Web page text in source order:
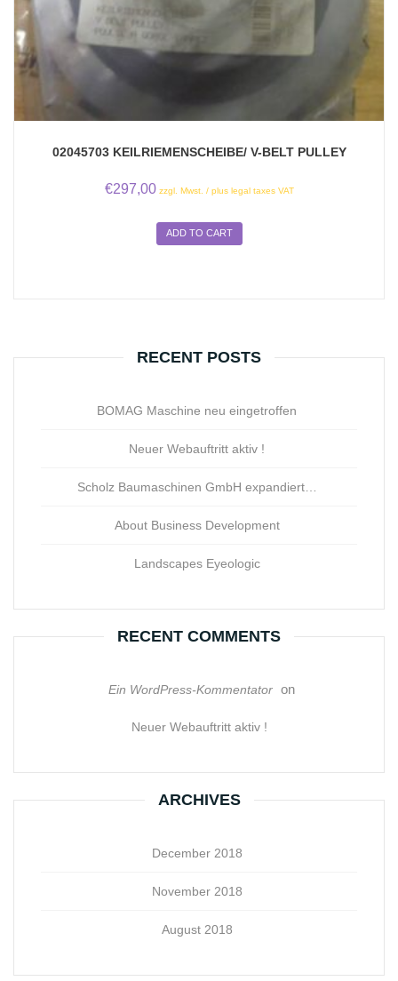
02045703 KEILRIEMENSCHEIBE/ V-BELT PULLEY
€297,00 zzgl. Mwst. / plus legal taxes VAT
ADD TO CART
RECENT POSTS
BOMAG Maschine neu eingetroffen
Neuer Webauftritt aktiv !
Scholz Baumaschinen GmbH expandiert…
About Business Development
Landscapes Eyeologic
RECENT COMMENTS
Ein WordPress-Kommentator on
Neuer Webauftritt aktiv !
ARCHIVES
December 2018
November 2018
August 2018